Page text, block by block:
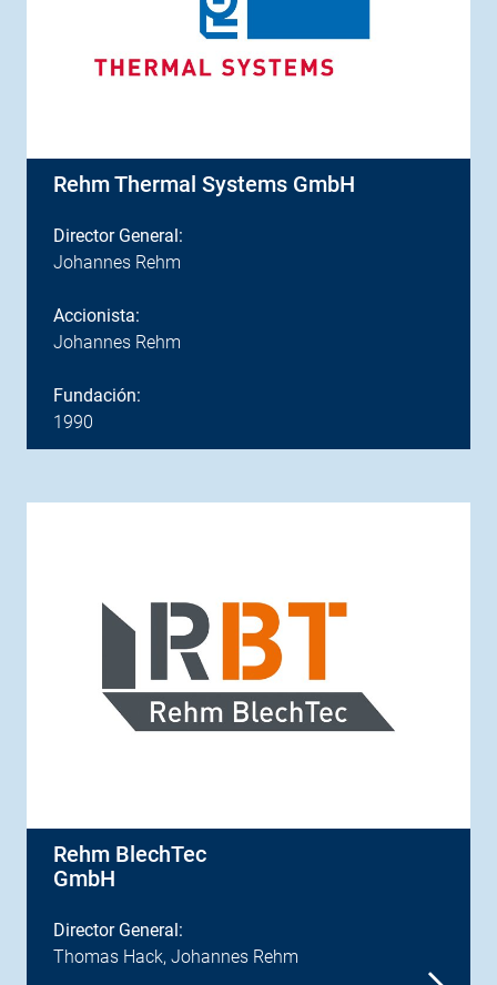
Rehm Thermal Systems GmbH
Director General:
Johannes Rehm
Accionista:
Johannes Rehm
Fundación:
1990
Rehm BlechTec
GmbH
Director General:
Thomas Hack, Johannes Rehm